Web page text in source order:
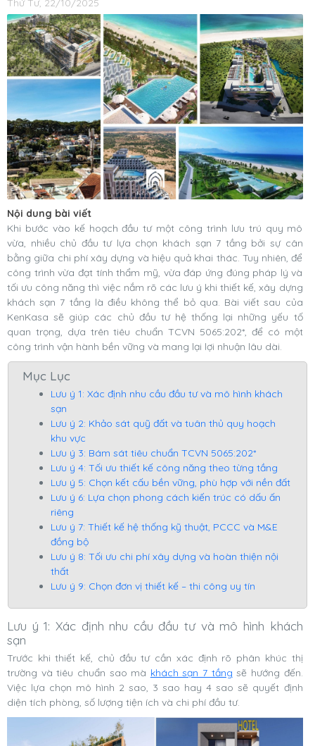
Thứ Tư, 22/10/2025
Nội dung bài viết
Khi bước vào kế hoạch đầu tư một công trình lưu trú quy mô
vừa, nhiều chủ đầu tư lựa chọn khách sạn 7 tầng bởi sự cân
bằng giữa chi phí xây dựng và hiệu quả khai thác. Tuy nhiên, để
công trình vừa đạt tính thẩm mỹ, vừa đáp ứng đúng pháp lý và
tối ưu công năng thì việc nắm rõ các lưu ý khi thiết kế, xây dựng
khách sạn 7 tầng là điều không thể bỏ qua. Bài viết sau của
KenKasa sẽ giúp các chủ đầu tư hệ thống lại những yếu tố
quan trọng, dựa trên tiêu chuẩn TCVN 5065:202*, để có một
công trình vận hành bền vững và mang lại lợi nhuận lâu dài.
Mục Lục
Lưu ý 1: Xác định nhu cầu đầu tư và mô hình khách
sạn
Lưu ý 2: Khảo sát quỹ đất và tuân thủ quy hoạch
khu vực
Lưu ý 3: Bám sát tiêu chuẩn TCVN 5065:202*
Lưu ý 4: Tối ưu thiết kế công năng theo từng tầng
Lưu ý 5: Chọn kết cấu bền vững, phù hợp với nền đất
Lưu ý 6: Lựa chọn phong cách kiến trúc có dấu ấn
riêng
Lưu ý 7: Thiết kế hệ thống kỹ thuật, PCCC và M&E
đồng bộ
Lưu ý 8: Tối ưu chi phí xây dựng và hoàn thiện nội
thất
Lưu ý 9: Chọn đơn vị thiết kế – thi công uy tín
Lưu ý 1: Xác định nhu cầu đầu tư và mô hình khách
sạn
Trước khi thiết kế, chủ đầu tư cần xác định rõ phân khúc thị
trường và tiêu chuẩn sao mà khách sạn 7 tầng sẽ hướng đến.
Việc lựa chọn mô hình 2 sao, 3 sao hay 4 sao sẽ quyết định
diện tích phòng, số lượng tiện ích và chi phí đầu tư.